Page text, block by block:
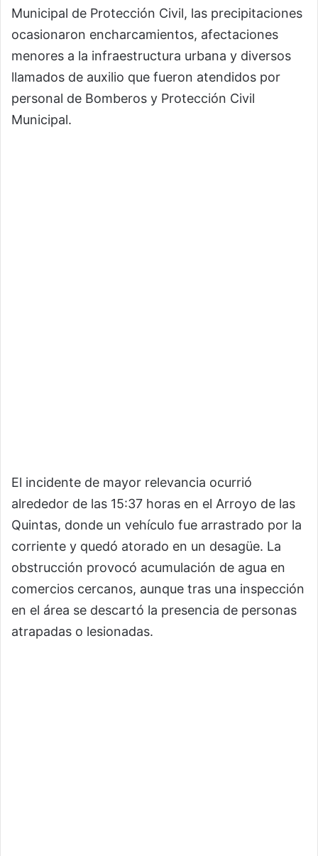
Municipal de Protección Civil, las precipitaciones
ocasionaron encharcamientos, afectaciones
menores a la infraestructura urbana y diversos
llamados de auxilio que fueron atendidos por
personal de Bomberos y Protección Civil
Municipal.
El incidente de mayor relevancia ocurrió
alrededor de las 15:37 horas en el Arroyo de las
Quintas, donde un vehículo fue arrastrado por la
corriente y quedó atorado en un desagüe. La
obstrucción provocó acumulación de agua en
comercios cercanos, aunque tras una inspección
en el área se descartó la presencia de personas
atrapadas o lesionadas.